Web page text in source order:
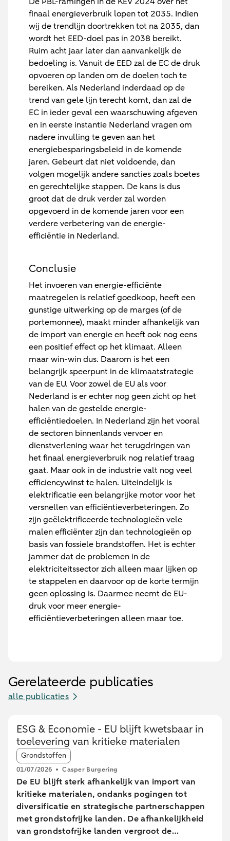
finaal energieverbruik lopen tot 2035. Indien
wij de trendlijn doortrekken tot na 2035, dan
wordt het EED-doel pas in 2038 bereikt.
Ruim acht jaar later dan aanvankelijk de
bedoeling is. Vanuit de EED zal de EC de druk
opvoeren op landen om de doelen toch te
bereiken. Als Nederland inderdaad op de
trend van gele lijn terecht komt, dan zal de
EC in ieder geval een waarschuwing afgeven
en in eerste instantie Nederland vragen om
nadere invulling te geven aan het
energiebesparingsbeleid in de komende
jaren. Gebeurt dat niet voldoende, dan
volgen mogelijk andere sancties zoals boetes
en gerechtelijke stappen. De kans is dus
groot dat de druk verder zal worden
opgevoerd in de komende jaren voor een
verdere verbetering van de energie-
efficiëntie in Nederland.
Conclusie
Het invoeren van energie-efficiënte
maatregelen is relatief goedkoop, heeft een
gunstige uitwerking op de marges (of de
portemonnee), maakt minder afhankelijk van
de import van energie en heeft ook nog eens
een positief effect op het klimaat. Alleen
maar win-win dus. Daarom is het een
belangrijk speerpunt in de klimaatstrategie
van de EU. Voor zowel de EU als voor
Nederland is er echter nog geen zicht op het
halen van de gestelde energie-
efficiëntiedoelen. In Nederland zijn het vooral
de sectoren binnenlands vervoer en
dienstverlening waar het terugdringen van
het finaal energieverbruik nog relatief traag
gaat. Maar ook in de industrie valt nog veel
efficiencywinst te halen. Uiteindelijk is
elektrificatie een belangrijke motor voor het
versnellen van efficiëntieverbeteringen. Zo
zijn geëlektrificeerde technologieën vele
malen efficiënter zijn dan technologieën op
basis van fossiele brandstoffen. Het is echter
jammer dat de problemen in de
elektriciteitssector zich alleen maar lijken op
te stappelen en daarvoor op de korte termijn
geen oplossing is. Daarmee neemt de EU-
druk voor meer energie-
efficiëntieverbeteringen alleen maar toe.
Gerelateerde publicaties
alle publicaties
ESG & Economie - EU blijft kwetsbaar in
toelevering van kritieke materialen
Article tags:
Grondstoffen
01/07/2026 Casper Burgering
De EU blijft sterk afhankelijk van import van
kritieke materialen, ondanks pogingen tot
diversificatie en strategische partnerschappen
met grondstofrijke landen. De afhankelijkheid
van grondstofrijke landen vergroot de